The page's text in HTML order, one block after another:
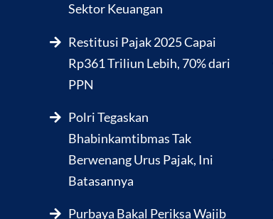
Sektor Keuangan
Restitusi Pajak 2025 Capai
Rp361 Triliun Lebih, 70% dari
PPN
Polri Tegaskan
Bhabinkamtibmas Tak
Berwenang Urus Pajak, Ini
Batasannya
Purbaya Bakal Periksa Wajib